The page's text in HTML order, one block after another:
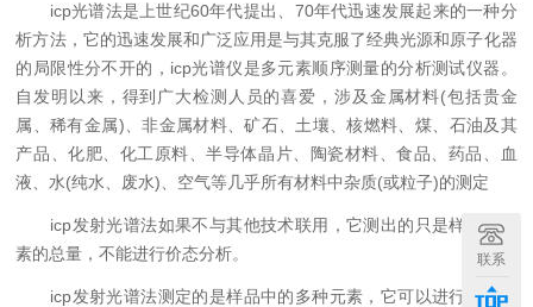
icp光谱法是上世纪60年代提出、70年代迅速发展起来的一种分
析方法，它的迅速发展和广泛应用是与其克服了经典光源和原子化器
的局限性分不开的，icp光谱仪是多元素顺序测量的分析测试仪器。
自发明以来，得到广大检测人员的喜爱，涉及金属材料(包括贵金
属、稀有金属)、非金属材料、矿石、土壤、核燃料、煤、石油及其
产品、化肥、化工原料、半导体晶片、陶瓷材料、食品、药品、血
液、水(纯水、废水)、空气等几乎所有材料中杂质(或粒子)的测定
icp发射光谱法如果不与其他技术联用，它测出的只是样品中元
素的总量，不能进行价态分析。
icp发射光谱法测定的是样品中的多种元素，它可以进行定性分
联系